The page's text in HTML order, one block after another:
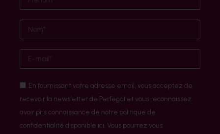
En fournissant votre adresse email, vous acceptez de
recevoir la newsletter de Perfegal et vous reconnaissez
avoir pris connaissance de notre politique de
confidentialité disponible ici. Vous pourrez vous